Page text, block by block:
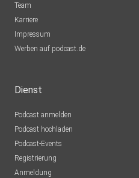
Team
Karriere
Impressum
Werben auf podcast.de
Dienst
Podcast anmelden
Podcast hochladen
Podcast-Events
Registrierung
Anmeldung